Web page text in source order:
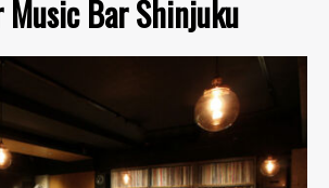
Music Bar Shinjuku